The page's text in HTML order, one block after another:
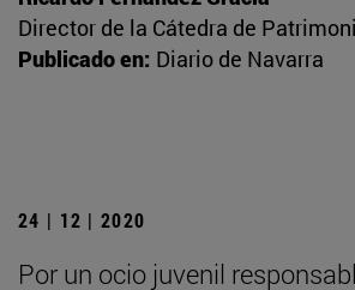
Director de la Cátedra de
Publicado en: Diario de Navarra
24 | 12 | 2020
Por un ocio juvenil